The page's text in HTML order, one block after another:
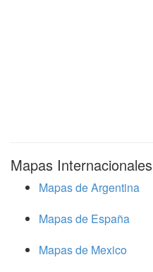
Mapas Internacionales
Mapas de Argentina
Mapas de España
Mapas de Mexico